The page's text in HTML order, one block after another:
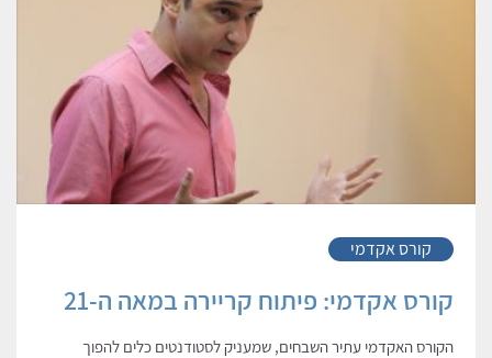
קורס אקדמי
קורס אקדמי: פיתוח קריירה במאה ה-21
הקורס האקדמי עתיר השבחים, שמעניק לסטודנטים כלים להפוך